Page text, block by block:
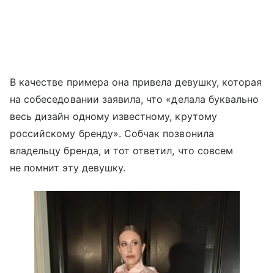
В качестве примера она привела девушку, которая
на собеседовании заявила, что «делала буквально
весь дизайн одному известному, крутому
российскому бренду». Собчак позвонила
владельцу бренда, и тот ответил, что совсем
не помнит эту девушку.